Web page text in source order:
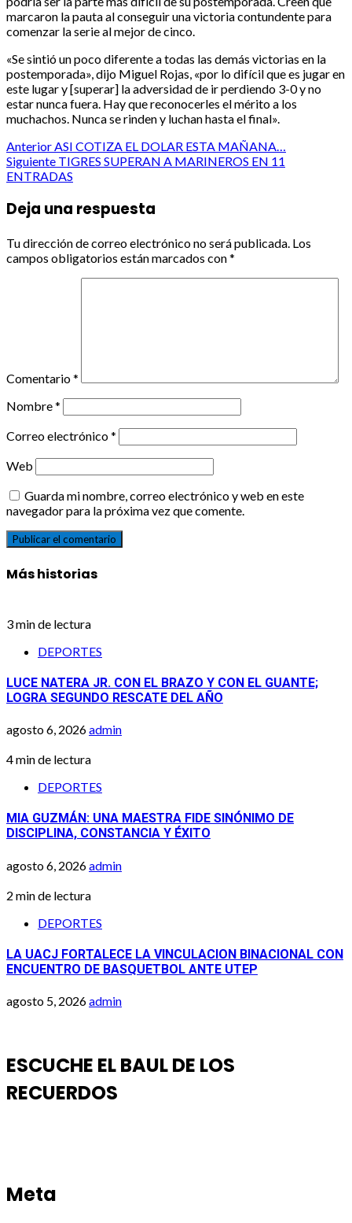
marcaron la pauta al conseguir una victoria contundente para
comenzar la serie al mejor de cinco.
«Se sintió un poco diferente a todas las demás victorias en la
postemporada», dijo Miguel Rojas, «por lo difícil que es jugar en
este lugar y [superar] la adversidad de ir perdiendo 3-0 y no
estar nunca fuera. Hay que reconocerles el mérito a los
muchachos. Nunca se rinden y luchan hasta el final».
Post
navigation
Anterior ASI COTIZA EL DOLAR ESTA MAÑANA…
Siguiente TIGRES SUPERAN A MARINEROS EN 11
ENTRADAS
Deja una respuesta
Tu dirección de correo electrónico no será publicada. Los
campos obligatorios están marcados con*
Comentario*
Nombre*
Correo electrónico*
Web
Guarda mi nombre, correo electrónico y web en este
navegador para la próxima vez que comente.
Más historias
3 min de lectura
DEPORTES
LUCE NATERA JR. CON EL BRAZO Y CON EL GUANTE;
LOGRA SEGUNDO RESCATE DEL AÑO
agosto 6, 2026admin
4 min de lectura
DEPORTES
MIA GUZMÁN: UNA MAESTRA FIDE SINÓNIMO DE
DISCIPLINA, CONSTANCIA Y ÉXITO
agosto 6, 2026admin
2 min de lectura
DEPORTES
LA UACJ FORTALECE LA VINCULACION BINACIONAL CON
ENCUENTRO DE BASQUETBOL ANTE UTEP
agosto 5, 2026admin
ESCUCHE EL BAUL DE LOS
RECUERDOS
Meta